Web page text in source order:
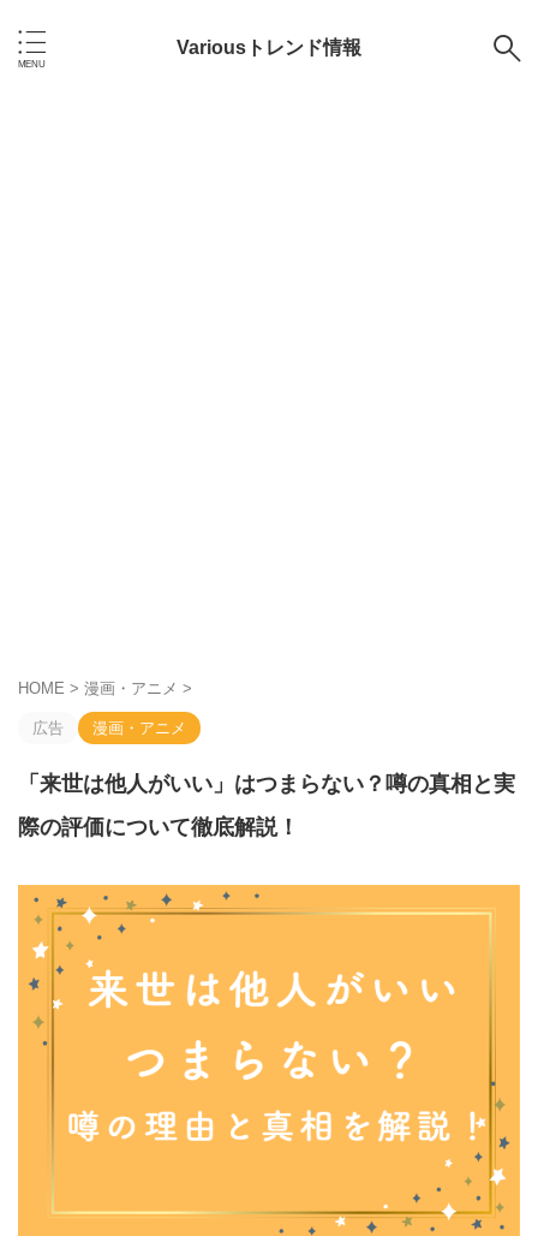
Variousトレンド情報
HOME > 漫画・アニメ >
広告 漫画・アニメ
「来世は他人がいい」はつまらない？噂の真相と実
際の評価について徹底解説！